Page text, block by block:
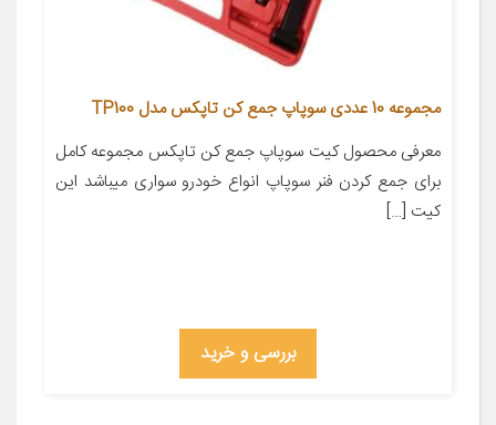
مجموعه 10 عددی سوپاپ جمع کن تاپکس مدل TP100
معرفی محصول کیت سوپاپ جمع کن تاپکس مجموعه کامل
برای جمع کردن فنر سوپاپ انواع خودرو سواری میباشد این
کیت […]
بررسی و خرید